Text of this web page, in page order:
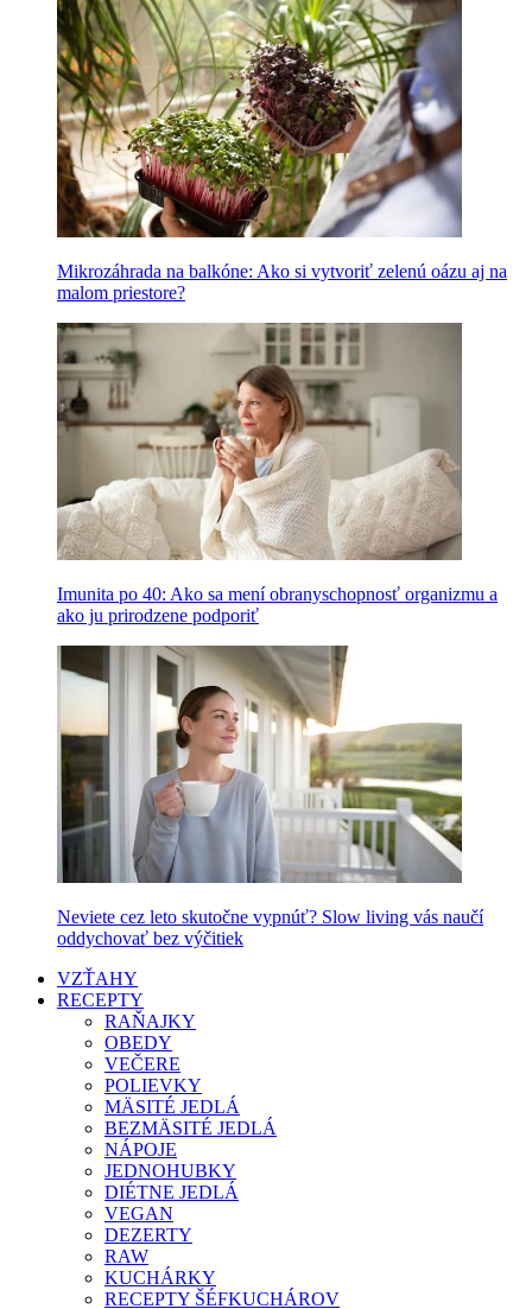
Mikrozáhrada na balkóne: Ako si vytvoriť zelenú oázu aj na
malom priestore?
Imunita po 40: Ako sa mení obranyschopnosť organizmu a
ako ju prirodzene podporiť
Neviete cez leto skutočne vypnúť? Slow living vás naučí
oddychovať bez výčitiek
VZŤAHY
RECEPTY
RAŇAJKY
OBEDY
VEČERE
POLIEVKY
MÄSITÉ JEDLÁ
BEZMÄSITÉ JEDLÁ
NÁPOJE
JEDNOHUBKY
DIÉTNE JEDLÁ
VEGAN
DEZERTY
RAW
KUCHÁRKY
RECEPTY ŠÉFKUCHÁROV